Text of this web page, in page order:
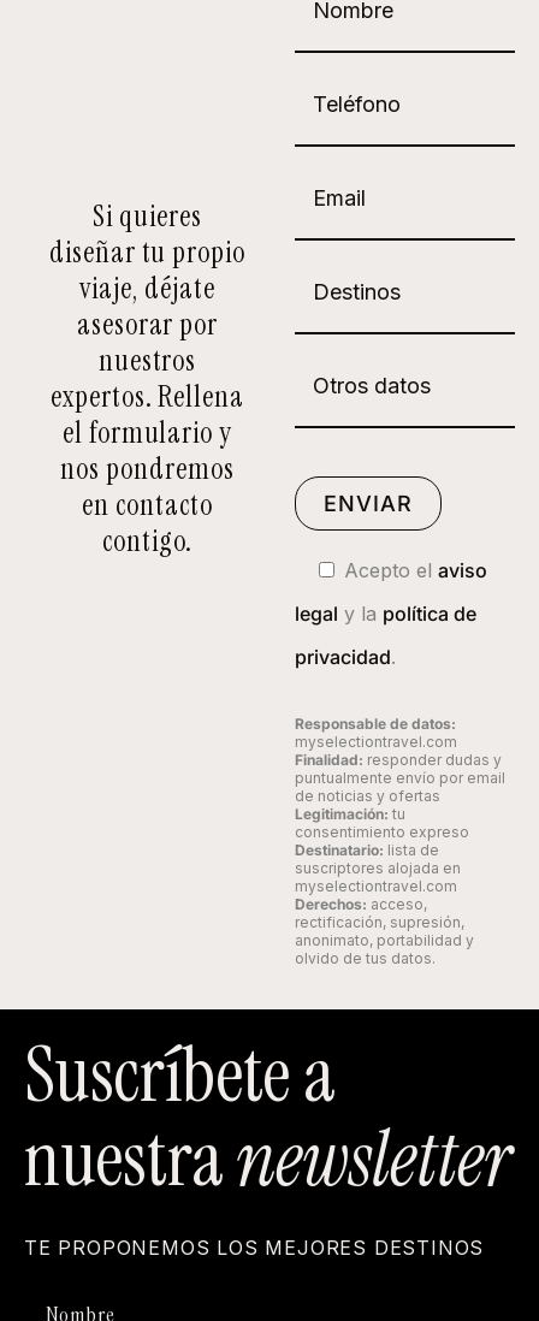
Si quieres
diseñar tu propio
viaje, déjate
asesorar por
nuestros
expertos. Rellena
el formulario y
nos pondremos
en contacto
contigo.
Acepto elaviso
legal y la política de
privacidad.
Responsable de datos:
myselectiontravel.com
Finalidad: responder dudas y
puntualmente envío por email
de noticias y ofertas
Legitimación: tu
consentimiento expreso
Destinatario: lista de
suscriptores alojada en
myselectiontravel.com
Derechos: acceso,
rectificación, supresión,
anonimato, portabilidad y
olvido de tus datos.
Suscríbete a
nuestranewsletter
TE PROPONEMOS LOS MEJORES DESTINOS